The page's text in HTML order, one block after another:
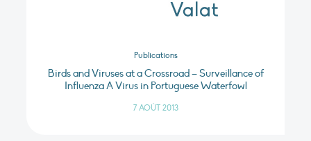
Publications
Birds and Viruses at a Crossroad – Surveillance of
Influenza A Virus in Portuguese Waterfowl
7 AOÛT 2013